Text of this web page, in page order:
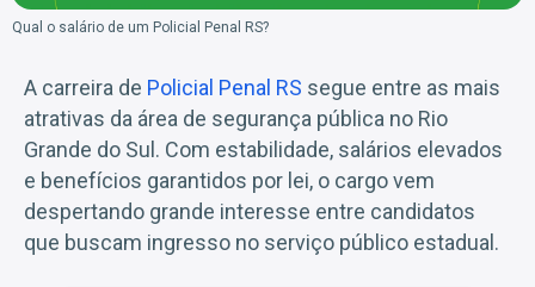
Qual o salário de um Policial Penal RS?
A carreira de Policial Penal RS segue entre as mais
atrativas da área de segurança pública no Rio
Grande do Sul. Com estabilidade, salários elevados
e benefícios garantidos por lei, o cargo vem
despertando grande interesse entre candidatos
que buscam ingresso no serviço público estadual.